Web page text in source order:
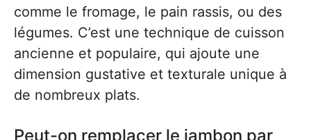
comme le fromage, le pain rassis, ou des
légumes. C’est une technique de cuisson
ancienne et populaire, qui ajoute une
dimension gustative et texturale unique à
de nombreux plats.
Peut-on remplacer le jambon par